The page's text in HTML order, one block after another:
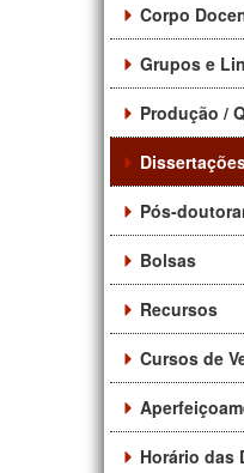
Corpo
Grupos e
Produção /
Pós-
Bolsas
Recursos
Cursos de
Horário das